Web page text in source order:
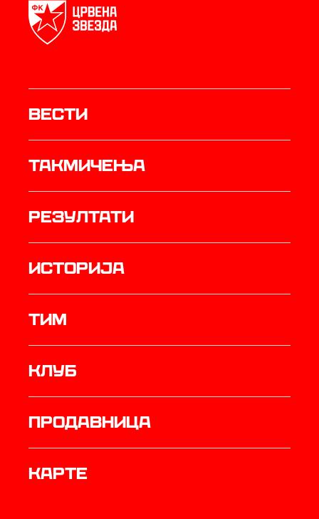
Вести
Такмичења
резултати
историја
ТИМ
Клуб
продавница
Карте